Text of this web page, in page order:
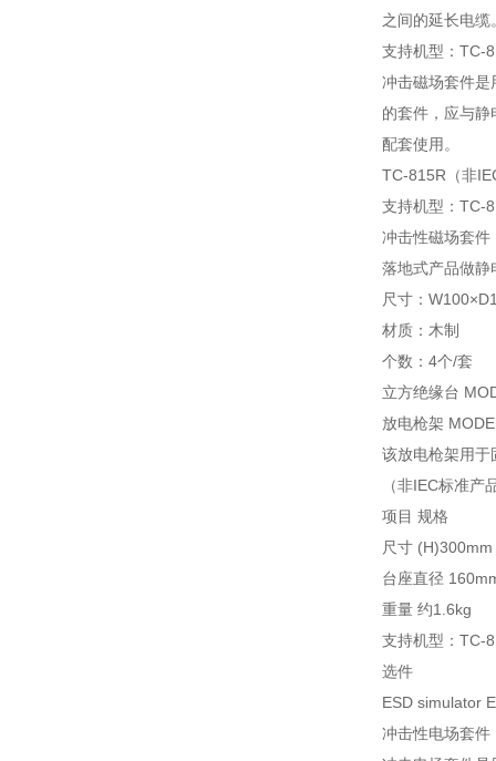
之间的延长电
支持机型：TC-
冲击磁场套件是
的套件，应与
配套使用。
TC-815R（非
支持机型：TC-
冲击性磁场套件
落地式产品做静
尺寸：
材质：木制
个数：4个/套
立方绝缘台
放电枪架
该放电枪架用于
（非IEC标准产
项目 规格
尺寸 (H)300mm
台座直径
重量 约1.6kg
支持机型：TC-
选件
ESD simulator E
冲击性电场套件